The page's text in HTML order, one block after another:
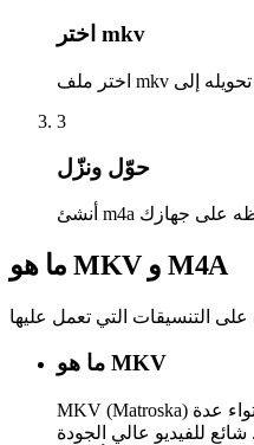
اختر mkv
3
حوّل ونزّل
ما هو MKV و M4A
ما هو MKV
MKV (Matroska) هو تنسيق حاوية مرن يمكنه احتواء عدة
للفيديو عالي الجودة